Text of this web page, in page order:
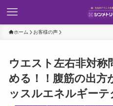
ホーム お客様の声
ウエスト左右非対称
める！！腹筋の出方
ッスルエネルギーテ